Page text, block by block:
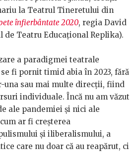
la Teatrul Tineretului din
înfierbântate 2020, regia David
de Teatru Educațional Replika).
a paradigmei teatrale
fi pornit timid abia în 2023, fără
una sau mai multe direcții, fiind
individuale. Încă nu am văzut
ale pandemiei și nici ale
ar fi creșterea
și iliberalismului, a
care nu doar că au reapărut, ci